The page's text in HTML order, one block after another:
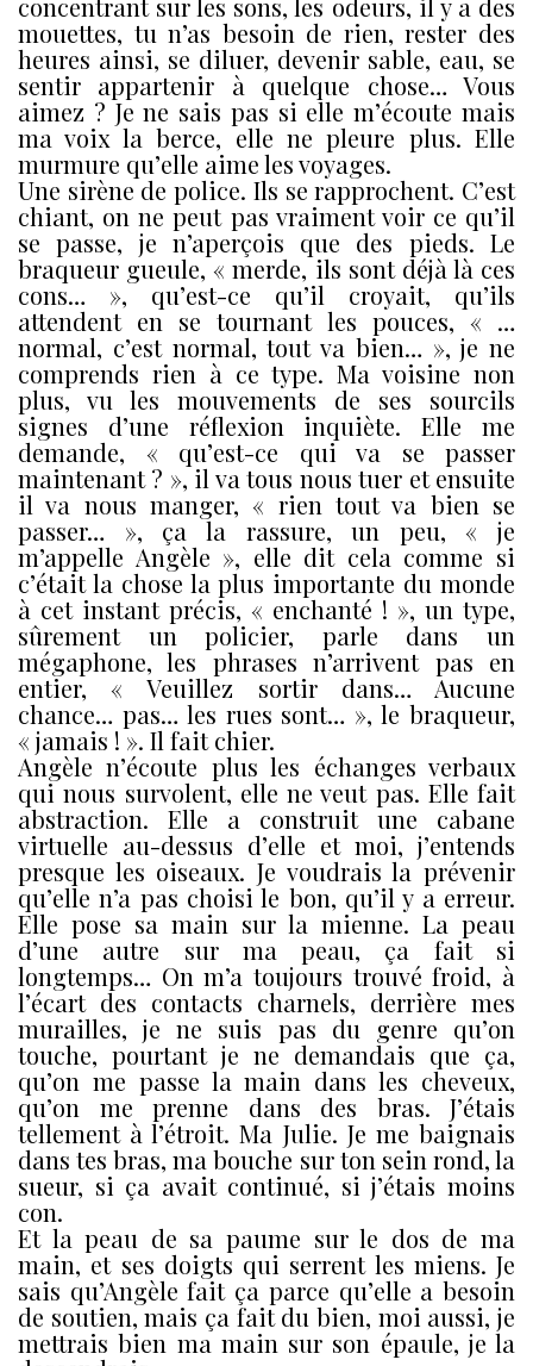
concentrant sur les sons, les odeurs, il y a des
mouettes, tu n’as besoin de rien, rester des
heures ainsi, se diluer, devenir sable, eau, se
sentir appartenir à quelque chose… Vous
aimez ? Je ne sais pas si elle m’écoute mais
ma voix la berce, elle ne pleure plus. Elle
murmure qu’elle aime les voyages.
Une sirène de police. Ils se rapprochent. C’est
chiant, on ne peut pas vraiment voir ce qu’il
se passe, je n’aperçois que des pieds. Le
braqueur gueule, « merde, ils sont déjà là ces
cons… », qu’est-ce qu’il croyait, qu’ils
attendent en se tournant les pouces, « …
normal, c’est normal, tout va bien… », je ne
comprends rien à ce type. Ma voisine non
plus, vu les mouvements de ses sourcils
signes d’une réflexion inquiète. Elle me
demande, « qu’est-ce qui va se passer
maintenant ? », il va tous nous tuer et ensuite
il va nous manger, « rien tout va bien se
passer… », ça la rassure, un peu, « je
m’appelle Angèle », elle dit cela comme si
c’était la chose la plus importante du monde
à cet instant précis, « enchanté ! », un type,
sûrement un policier, parle dans un
mégaphone, les phrases n’arrivent pas en
entier, « Veuillez sortir dans… Aucune
chance… pas… les rues sont… », le braqueur,
« jamais ! ». Il fait chier.
Angèle n’écoute plus les échanges verbaux
qui nous survolent, elle ne veut pas. Elle fait
abstraction. Elle a construit une cabane
virtuelle au-dessus d’elle et moi, j’entends
presque les oiseaux. Je voudrais la prévenir
qu’elle n’a pas choisi le bon, qu’il y a erreur.
Elle pose sa main sur la mienne. La peau
d’une autre sur ma peau, ça fait si
longtemps… On m’a toujours trouvé froid, à
l’écart des contacts charnels, derrière mes
murailles, je ne suis pas du genre qu’on
touche, pourtant je ne demandais que ça,
qu’on me passe la main dans les cheveux,
qu’on me prenne dans des bras. J’étais
tellement à l’étroit. Ma Julie. Je me baignais
dans tes bras, ma bouche sur ton sein rond, la
sueur, si ça avait continué, si j’étais moins
con.
Et la peau de sa paume sur le dos de ma
main, et ses doigts qui serrent les miens. Je
sais qu’Angèle fait ça parce qu’elle a besoin
de soutien, mais ça fait du bien, moi aussi, je
mettrais bien ma main sur son épaule, je la